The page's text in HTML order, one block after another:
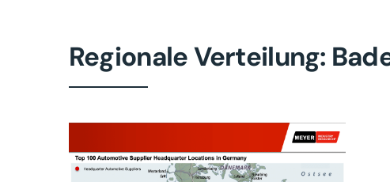
Regionale Verteilung: